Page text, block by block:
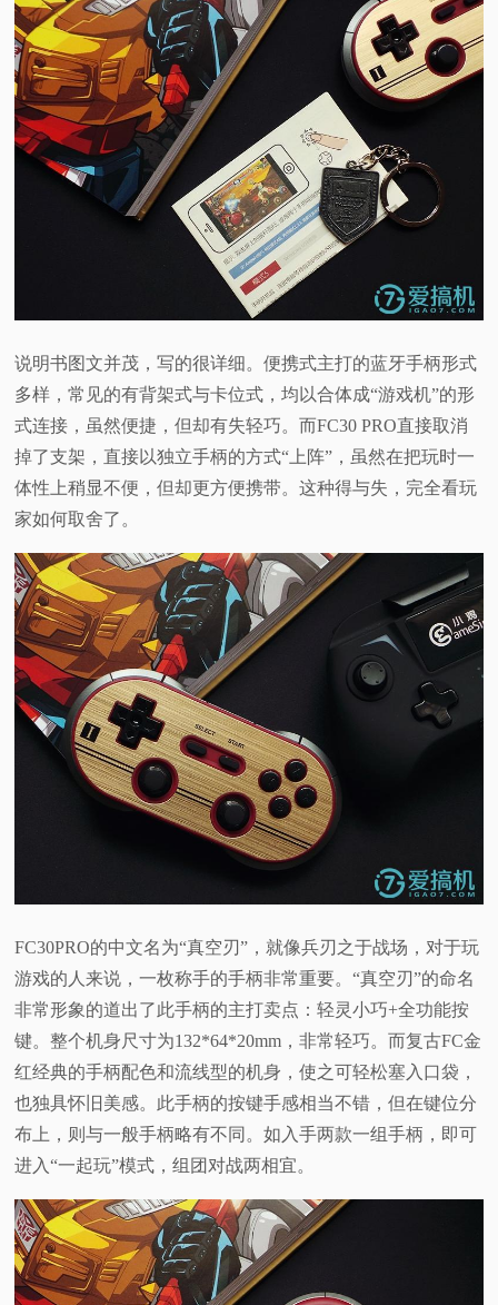
说明书图文并茂，写的很详细。便携式主打的蓝牙手柄形式
多样，常见的有背架式与卡位式，均以合体成“游戏机”的形
式连接，虽然便捷，但却有失轻巧。而FC30 PRO直接取消
掉了支架，直接以独立手柄的方式“上阵”，虽然在把玩时一
体性上稍显不便，但却更方便携带。这种得与失，完全看玩
家如何取舍了。
FC30PRO的中文名为“真空刃”，就像兵刃之于战场，对于玩
游戏的人来说，一枚称手的手柄非常重要。“真空刃”的命名
非常形象的道出了此手柄的主打卖点：轻灵小巧+全功能按
键。整个机身尺寸为132*64*20mm，非常轻巧。而复古FC金
红经典的手柄配色和流线型的机身，使之可轻松塞入口袋，
也独具怀旧美感。此手柄的按键手感相当不错，但在键位分
布上，则与一般手柄略有不同。如入手两款一组手柄，即可
进入“一起玩”模式，组团对战两相宜。